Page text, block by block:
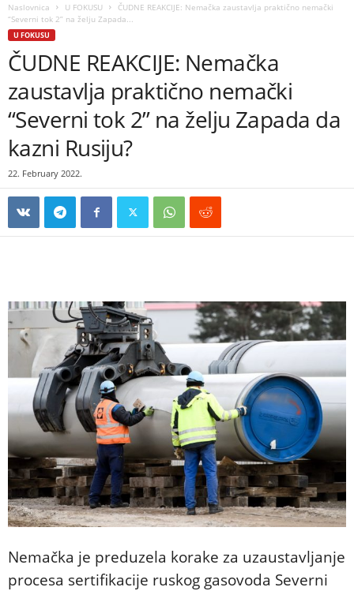
Naslovnica U FOKUSU
ČUDNE REAKCIJE: Nemačka zaustavlja praktično nemački
“Severni tok 2” na želju Zapada...
U FOKUSU
ČUDNE REAKCIJE: Nemačka
zaustavlja praktično nemački
“Severni tok 2” na želju Zapada da
kazni Rusiju?
22. February 2022.
Nemačka je preduzela korake za uzaustavljanje
procesa sertifikacije ruskog gasovoda Severni